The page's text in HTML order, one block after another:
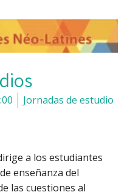
Jornadas de estudio
a los estudiantes
enseñanza del
las cuestiones al